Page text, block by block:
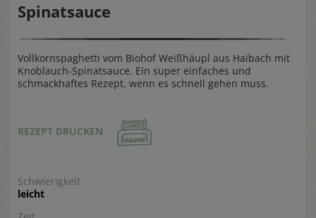
Spinatsauce
Vollkornspaghetti vom Biohof Weißhäupl aus Haibach mit
Knoblauch-Spinatsauce. Ein super einfaches und
schmackhaftes Rezept, wenn es schnell gehen muss.
REZEPT DRUCKEN
Schwierigkeit
leicht